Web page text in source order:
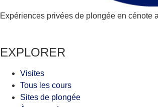
Expériences privées de plongée en cénote
EXPLORER
Visites
Tous les cours
Sites de plongée